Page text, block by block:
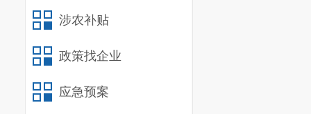
涉农补贴
政策找企业
应急预案